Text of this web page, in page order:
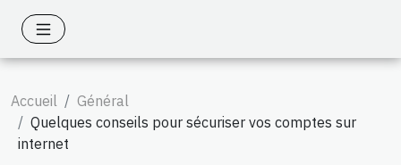
Accueil
Général
Quelques conseils pour sécuriser vos comptes sur
internet